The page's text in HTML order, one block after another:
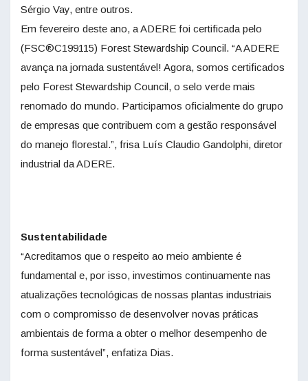
Sérgio Vay, entre outros.
Em fevereiro deste ano, a ADERE foi certificada pelo
(FSC®C199115) Forest Stewardship Council. “A ADERE
avança na jornada sustentável! Agora, somos certificados
pelo Forest Stewardship Council, o selo verde mais
renomado do mundo. Participamos oficialmente do grupo
de empresas que contribuem com a gestão responsável
do manejo florestal.”, frisa Luís Claudio Gandolphi, diretor
industrial da ADERE.
Sustentabilidade
“Acreditamos que o respeito ao meio ambiente é
fundamental e, por isso, investimos continuamente nas
atualizações tecnológicas de nossas plantas industriais
com o compromisso de desenvolver novas práticas
ambientais de forma a obter o melhor desempenho de
forma sustentável”, enfatiza Dias.